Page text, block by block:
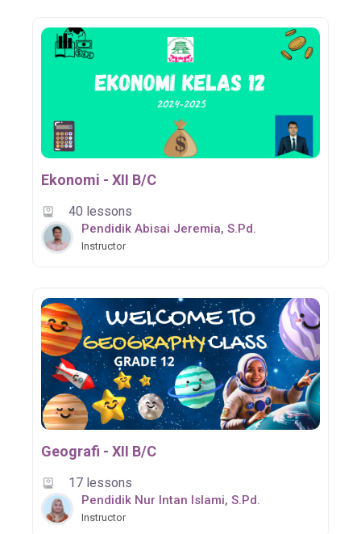
Ekonomi - XII B/C
40 lessons
Pendidik Abisai Jeremia, S.Pd.
Instructor
Geografi - XII B/C
17 lessons
Pendidik Nur Intan Islami, S.Pd.
Instructor